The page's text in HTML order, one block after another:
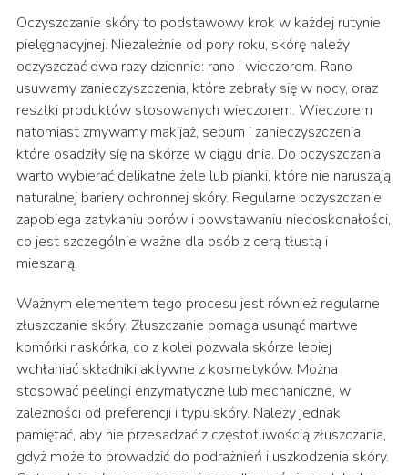
Oczyszczanie skóry to podstawowy krok w każdej rutynie
pielęgnacyjnej. Niezależnie od pory roku, skórę należy
oczyszczać dwa razy dziennie: rano i wieczorem. Rano
usuwamy zanieczyszczenia, które zebrały się w nocy, oraz
resztki produktów stosowanych wieczorem. Wieczorem
natomiast zmywamy makijaż, sebum i zanieczyszczenia,
które osadziły się na skórze w ciągu dnia. Do oczyszczania
warto wybierać delikatne żele lub pianki, które nie naruszają
naturalnej bariery ochronnej skóry. Regularne oczyszczanie
zapobiega zatykaniu porów i powstawaniu niedoskonałości,
co jest szczególnie ważne dla osób z cerą tłustą i
mieszaną.
Ważnym elementem tego procesu jest również regularne
złuszczanie skóry. Złuszczanie pomaga usunąć martwe
komórki naskórka, co z kolei pozwala skórze lepiej
wchłaniać składniki aktywne z kosmetyków. Można
stosować peelingi enzymatyczne lub mechaniczne, w
zależności od preferencji i typu skóry. Należy jednak
pamiętać, aby nie przesadzać z częstotliwością złuszczania,
gdyż może to prowadzić do podrażnień i uszkodzenia skóry.